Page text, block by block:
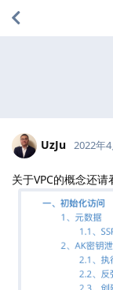
UzJu 2022年
关于VPC的概念还请